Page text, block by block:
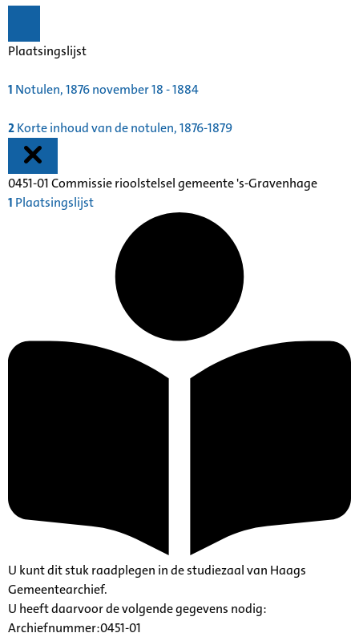
Plaatsingslijst
1 Notulen, 1876 november 18 - 1884
2Korte inhoud van de notulen, 1876-1879
0451-01 Commissie rioolstelsel gemeente 's-Gravenhage
1 Plaatsingslijst
U kunt dit stuk raadplegen in de studiezaal van Haags
Gemeentearchief.
U heeft daarvoor de volgende gegevens nodig:
Archiefnummer:0451-01